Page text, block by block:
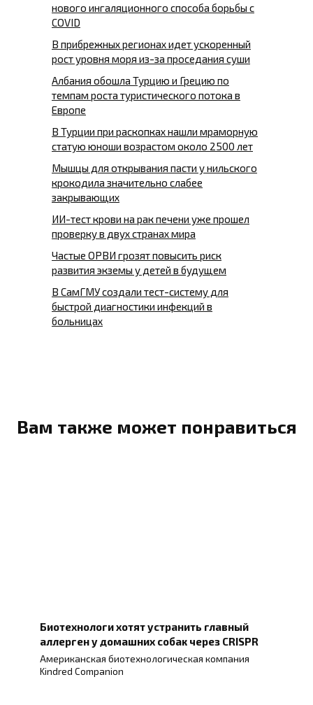
нового ингаляционного способа борьбы с
COVID
В прибрежных регионах идет ускоренный
рост уровня моря из-за проседания суши
Албания обошла Турцию и Грецию по
темпам роста туристического потока в
Европе
В Турции при раскопках нашли мраморную
статую юноши возрастом около 2500 лет
Мышцы для открывания пасти у нильского
крокодила значительно слабее
закрывающих
ИИ-тест крови на рак печени уже прошел
проверку в двух странах мира
Частые ОРВИ грозят повысить риск
развития экземы у детей в будущем
В СамГМУ создали тест-систему для
быстрой диагностики инфекций в
больницах
Вам также может понравиться
Биотехнологи хотят устранить главный
аллерген у домашних собак через CRISPR
Американская биотехнологическая компания
Kindred Companion